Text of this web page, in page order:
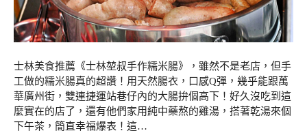
士林美食推薦《士林堃叔手作糯米腸》，雖然不是老店，但手
工做的糯米腸真的超讚！用天然腸衣，口感Q彈，幾乎能跟萬
華廣州街，雙連捷運站巷仔內的大腸拚個高下！好久沒吃到這
麼實在的店了，還有他們家用純中藥熬的雞湯，搭著乾湯來個
下午茶，簡直幸福爆表！這…